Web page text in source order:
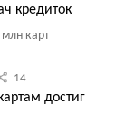
кредиток
карт
14
достиг